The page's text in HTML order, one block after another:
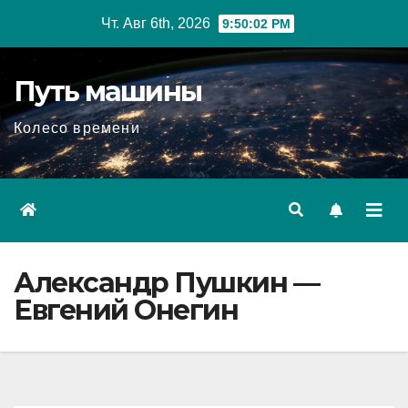
Чт. Авг 6th, 2026 9:50:03 PM
Путь машины
Колесо времени
Александр Пушкин —
Евгений Онегин